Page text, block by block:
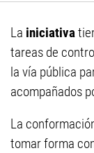
La iniciativa
tareas de
la vía pública
acompañados
La
tomar forma